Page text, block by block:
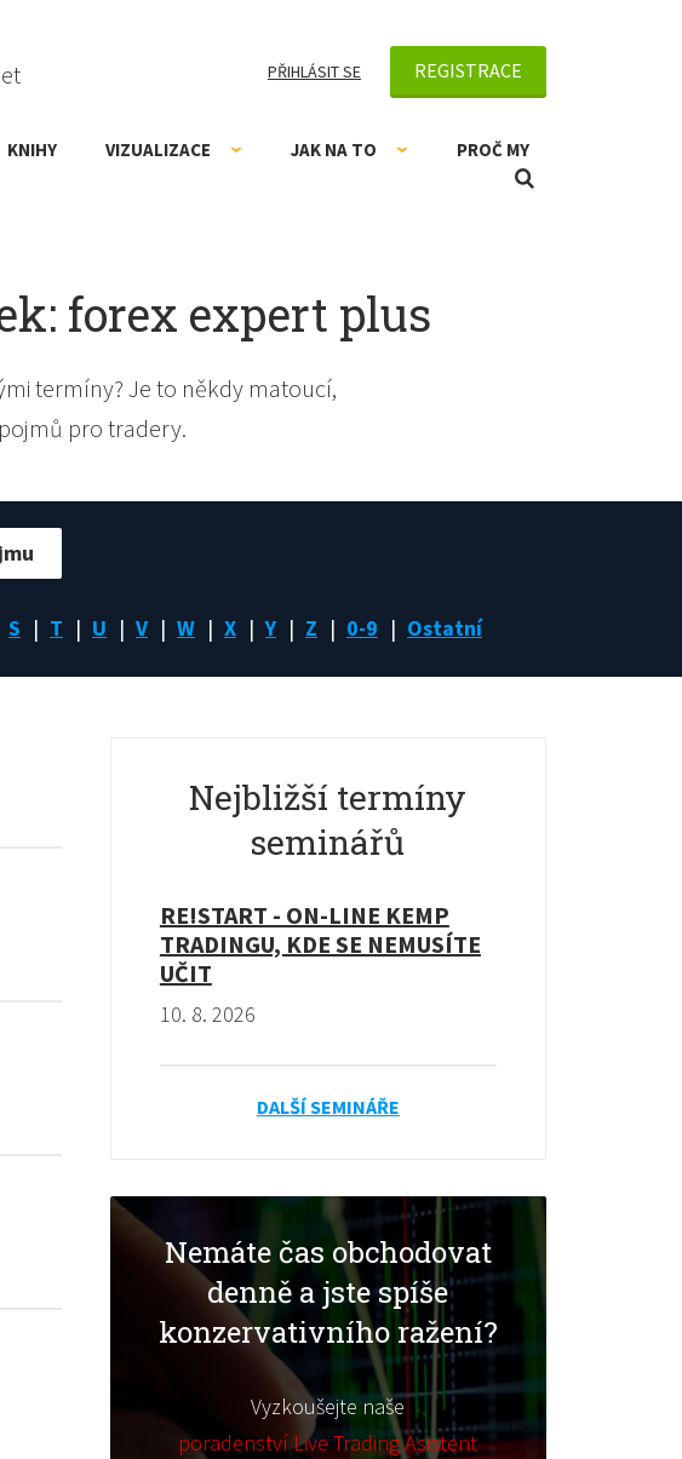
PŘIHLÁSIT SE REGISTRACE
KNIHY VIZUALIZACE JAK NA TO PROČ MY
forex expert plus
termíny? Je to někdy matoucí,
pro tradery.
S T U V W X Y Z 0-9 Ostatní
Nejbližší termíny
seminářů
RE!START - ON-LINE KEMP
TRADINGU, KDE SE NEMUSÍTE
UČIT
10. 8. 2026
DALŠÍ SEMINÁŘE
Nemáte čas obchodovat
denně a jste spíše
konzervativního ražení?
Vyzkoušejte naše
poradenství Live Trading Asistent